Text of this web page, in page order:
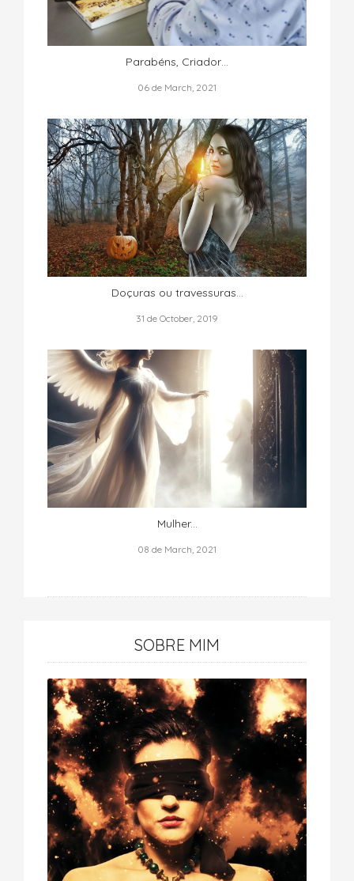
Parabéns, Criador…
06 de March, 2021
Doçuras ou travessuras…
31 de October, 2019
Mulher...
08 de March, 2021
SOBRE MIM